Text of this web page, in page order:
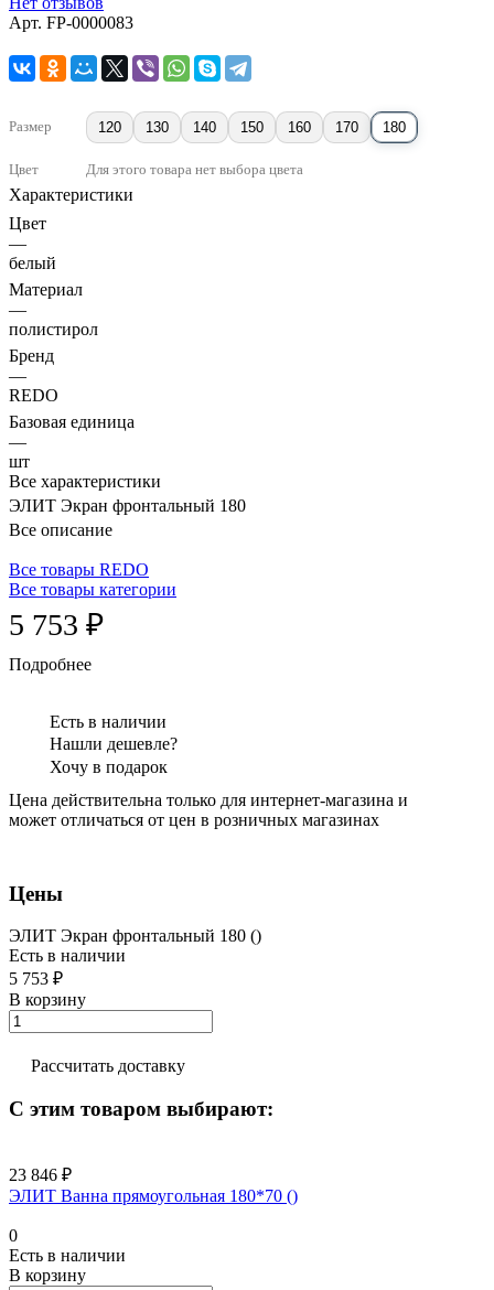
Арт. FP-0000083
Размер 120 130 140 150 160 170 180
Цвет Для этого товара нет выбора цвета
Характеристики
Цвет
—
белый
Материал
—
полистирол
Бренд
—
REDO
Базовая единица
—
шт
Все характеристики
ЭЛИТ Экран фронтальный 180
Все описание
Все товары REDO
Все товары категории
5 753 ₽
Подробнее
Есть в наличии
Нашли дешевле?
Хочу в подарок
Цена действительна только для интернет-магазина и
может отличаться от цен в розничных магазинах
Цены
ЭЛИТ Экран фронтальный 180 ()
Есть в наличии
5 753 ₽
В корзину
Рассчитать доставку
С этим товаром выбирают:
23 846 ₽
ЭЛИТ Ванна прямоугольная 180*70 ()
0
Есть в наличии
В корзину